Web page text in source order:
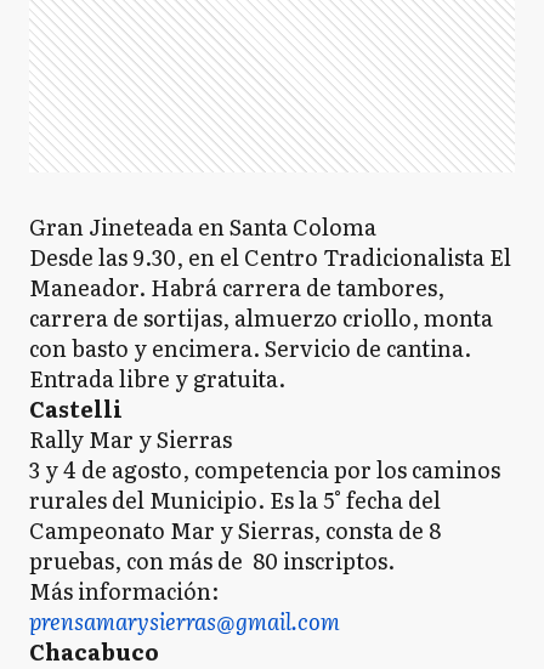
Gran Jineteada en Santa Coloma
Desde las 9.30, en el Centro Tradicionalista El
Maneador. Habrá carrera de tambores,
carrera de sortijas, almuerzo criollo, monta
con basto y encimera. Servicio de cantina.
Entrada libre y gratuita.
Castelli
Rally Mar y Sierras
3 y 4 de agosto, competencia por los caminos
rurales del Municipio. Es la 5° fecha del
Campeonato Mar y Sierras, consta de 8
pruebas, con más de 80 inscriptos.
Más información:
prensamarysierras@gmail.com
Chacabuco